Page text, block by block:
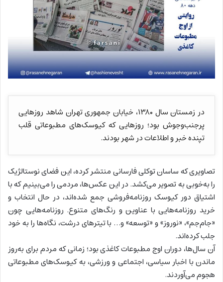
در زمستان سال ۱۳۸۰، خیابان جمهوری تهران شاهد روزهایی
پرجنب‌وجوش بود؛ روزهایی که کیوسک‌های مطبوعاتی قلب
تپنده‌ خبر و اطلاعات در شهر بودند.
تصاویری که ساسان توکلی فارسانی منتشر کرده، این فضای نوستالژیک
را به‌خوبی به تصویر می‌کشد. در این عکس‌ها، مردمی را می‌بینیم که با
اشتیاق دور کیوسک‌ روزنامه‌فروشی جمع شده‌اند، در حال انتخاب و
خرید روزنامه‌هایی با عناوین و رنگ‌های متنوع. روزنامه‌هایی چون
«جام‌جم»، «نوروز» و «توسعه» و… با تیترهای درشت، نگاه‌ها را به خود
جلب کرده‌اند.
آن سال‌ها، دوران اوج مطبوعات کاغذی بود؛ زمانی که مردم برای به‌روز
ماندن با اخبار سیاسی، اجتماعی و ورزشی، به کیوسک‌های مطبوعاتی
هجوم می‌آوردند.